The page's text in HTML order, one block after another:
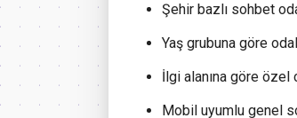
Şehir bazlı sohbet
Yaş grubuna göre
İlgi alanına göre özel
Mobil uyumlu genel